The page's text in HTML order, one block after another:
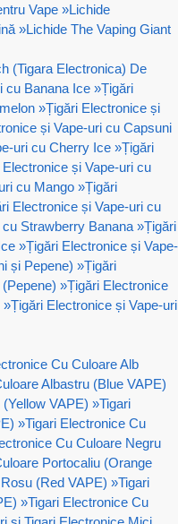
Vape »Lichide
»Lichide The Vaping Giant
(Tigara Electronica) De
cu Banana Ice »Țigări
»Țigări Electronice și
și Vape-uri cu Capsuni
uri cu Cherry Ice »Țigări
Electronice și Vape-uri cu
cu Mango »Țigări
Electronice și Vape-uri cu
Strawberry Banana »Țigări
»Țigări Electronice și Vape-
și Pepene) »Țigări
»Țigări Electronice
»Țigări Electronice și Vape-uri
Cu Culoare Alb
Albastru (Blue VAPE)
VAPE) »Tigari
»Tigari Electronice Cu
Cu Culoare Negru
Portocaliu (Orange
(Red VAPE) »Tigari
»Tigari Electronice Cu